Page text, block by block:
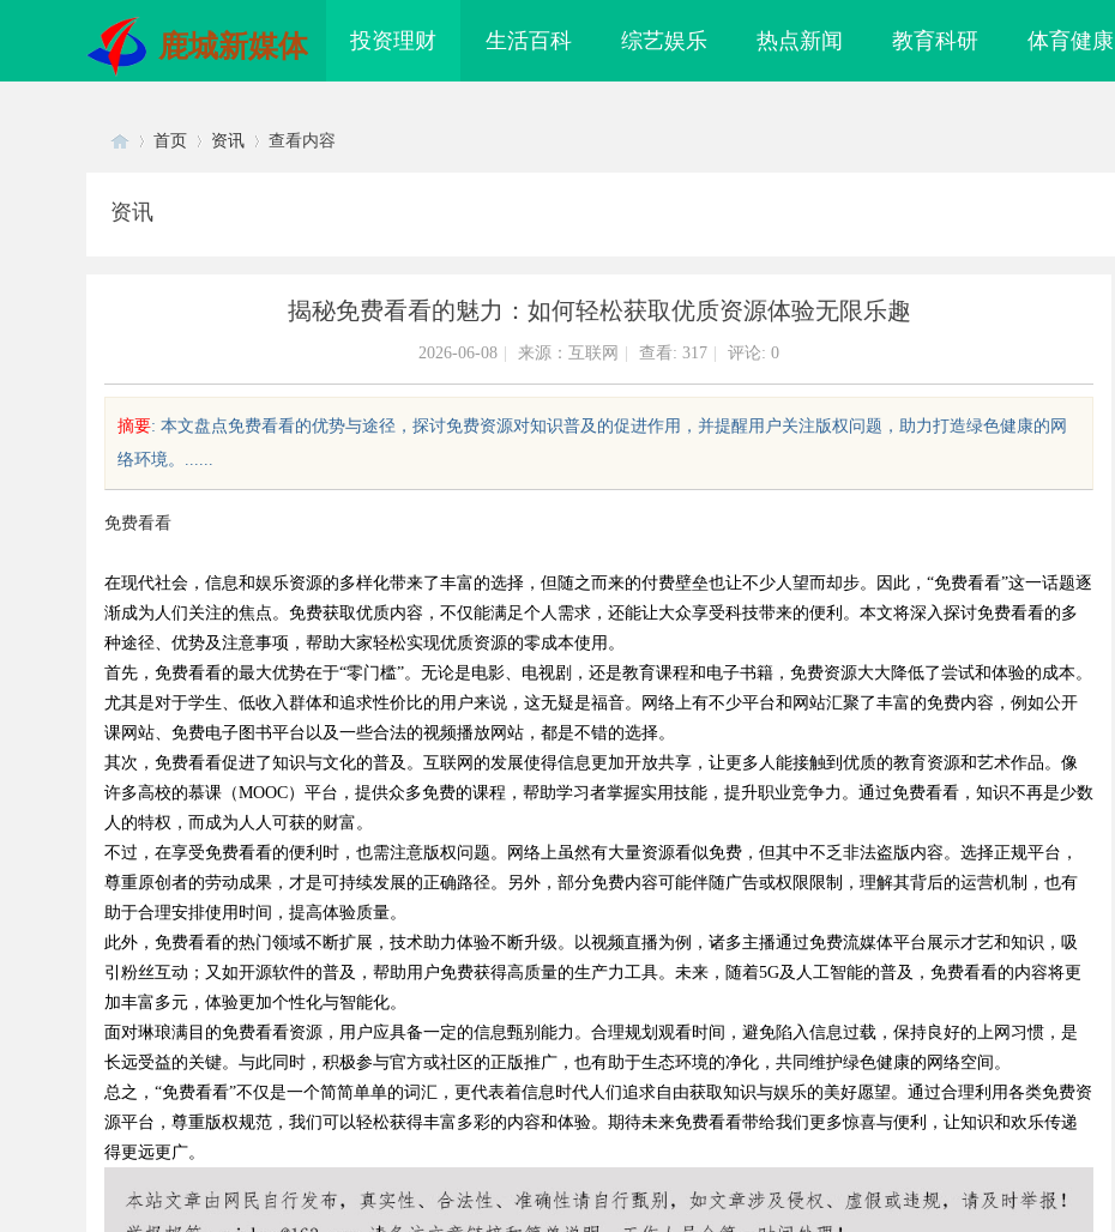
鹿城新媒体 投资理财 生活百科 综艺娱乐 热点新闻 教育科研 体育健康
uz
!
Bo
首页 资讯 查看内容
资讯
揭秘免费看看的魅力：如何轻松获取优质资源体验无限乐趣
2026-06-08 来源：互联网 查看: 317 评论: 0
摘要: 本文盘点免费看看的优势与途径，探讨免费资源对知识普及的促进作用，并提醒用户关注版权问题，助力打造绿色健康的网
络环境。......
免费看看
在现代社会，信息和娱乐资源的多样化带来了丰富的选择，但随之而来的付费壁垒也让不少人望而却步。因此，“免费看看”这一话题逐
渐成为人们关注的焦点。免费获取优质内容，不仅能满足个人需求，还能让大众享受科技带来的便利。本文将深入探讨免费看看的多
种途径、优势及注意事项，帮助大家轻松实现优质资源的零成本使用。
首先，免费看看的最大优势在于“零门槛”。无论是电影、电视剧，还是教育课程和电子书籍，免费资源大大降低了尝试和体验的成本。
尤其是对于学生、低收入群体和追求性价比的用户来说，这无疑是福音。网络上有不少平台和网站汇聚了丰富的免费内容，例如公开
课网站、免费电子图书平台以及一些合法的视频播放网站，都是不错的选择。
其次，免费看看促进了知识与文化的普及。互联网的发展使得信息更加开放共享，让更多人能接触到优质的教育资源和艺术作品。像
许多高校的慕课（MOOC）平台，提供众多免费的课程，帮助学习者掌握实用技能，提升职业竞争力。通过免费看看，知识不再是少数
人的特权，而成为人人可获的财富。
不过，在享受免费看看的便利时，也需注意版权问题。网络上虽然有大量资源看似免费，但其中不乏非法盗版内容。选择正规平台，
尊重原创者的劳动成果，才是可持续发展的正确路径。另外，部分免费内容可能伴随广告或权限限制，理解其背后的运营机制，也有
助于合理安排使用时间，提高体验质量。
此外，免费看看的热门领域不断扩展，技术助力体验不断升级。以视频直播为例，诸多主播通过免费流媒体平台展示才艺和知识，吸
引粉丝互动；又如开源软件的普及，帮助用户免费获得高质量的生产力工具。未来，随着5G及人工智能的普及，免费看看的内容将更
加丰富多元，体验更加个性化与智能化。
面对琳琅满目的免费看看资源，用户应具备一定的信息甄别能力。合理规划观看时间，避免陷入信息过载，保持良好的上网习惯，是
长远受益的关键。与此同时，积极参与官方或社区的正版推广，也有助于生态环境的净化，共同维护绿色健康的网络空间。
总之，“免费看看”不仅是一个简简单单的词汇，更代表着信息时代人们追求自由获取知识与娱乐的美好愿望。通过合理利用各类免费资
源平台，尊重版权规范，我们可以轻松获得丰富多彩的内容和体验。期待未来免费看看带给我们更多惊喜与便利，让知识和欢乐传递
得更远更广。
牌的“中国主场”：北京商标律
境维权中的战略支点 时代的利器